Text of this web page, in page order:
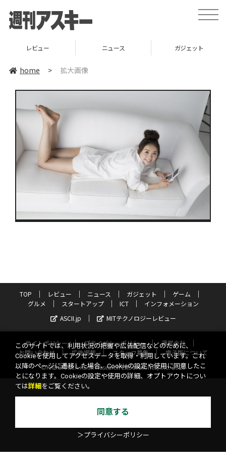
toggle
レビュー ニュース ガジェット
home > 拡大画像
TOP レビュー ニュース ガジェット
ゲーム
グルメ
スタートアップ ICT
インフォメーション
ASCII.jp
MITテクノロジーレビュー
サイトポリシー プライバシーポリシー
運営会社
お問い合わせ
広告掲載 スタッフ募集
電子版について
©KADOKAWA ASCII Research Laboratories, Inc. 2026
このサイトでは、利用状況の把握や広告配信などのために、
Cookieを使用してアクセスデータを取得・利用しています。これ
以降のページに遷移した場合、Cookieの設定や使用に同意したこ
とになります。Cookieの設定や使用の詳細、オプトアウトについ
ては詳細 をご覧ください。
同意する
＞プライバシーポリシー